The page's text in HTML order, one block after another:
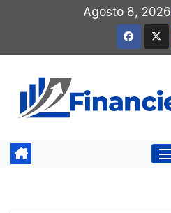
contenido
Agosto 8, 2026